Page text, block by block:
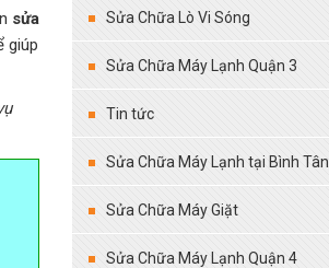
sửa
giúp
Sửa Chữa Lò Vi Sóng
Sửa Chữa Máy Lạnh Quận 3
Tin tức
Sửa Chữa Máy Lạnh tại Bình Tân
Sửa Chữa Máy Giặt
Sửa Chữa Máy Lạnh Quận 4